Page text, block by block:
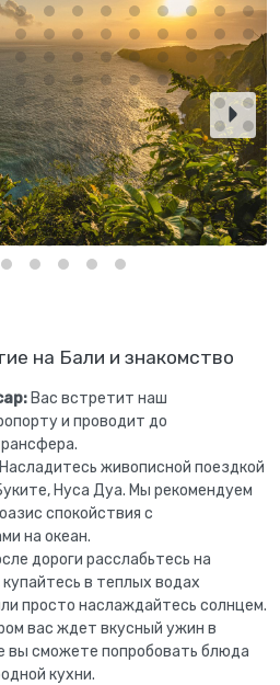
на Бали и знакомство
Вас встретит наш
и проводит до
Насладитесь живописной поездкой
Нуса Дуа. Мы рекомендуем
спокойствия с
на океан.
дороги расслабьтесь на
в теплых водах
просто наслаждайтесь солнцем.
вас ждет вкусный ужин в
вы сможете попробовать блюда
кухни.